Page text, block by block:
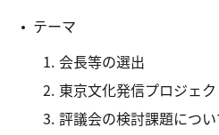
テーマ
会長等の選出
東京文化発信プロジェ
評議会の検討課題につ